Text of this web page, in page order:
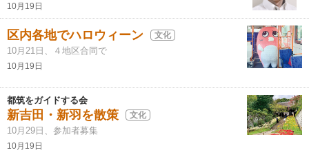
10月19日
区内各地でハロウィーン 文化
10月21日、４地区合同で
10月19日
都筑をガイドする会
新吉田・新羽を散策 文化
10月29日、参加者募集
10月19日